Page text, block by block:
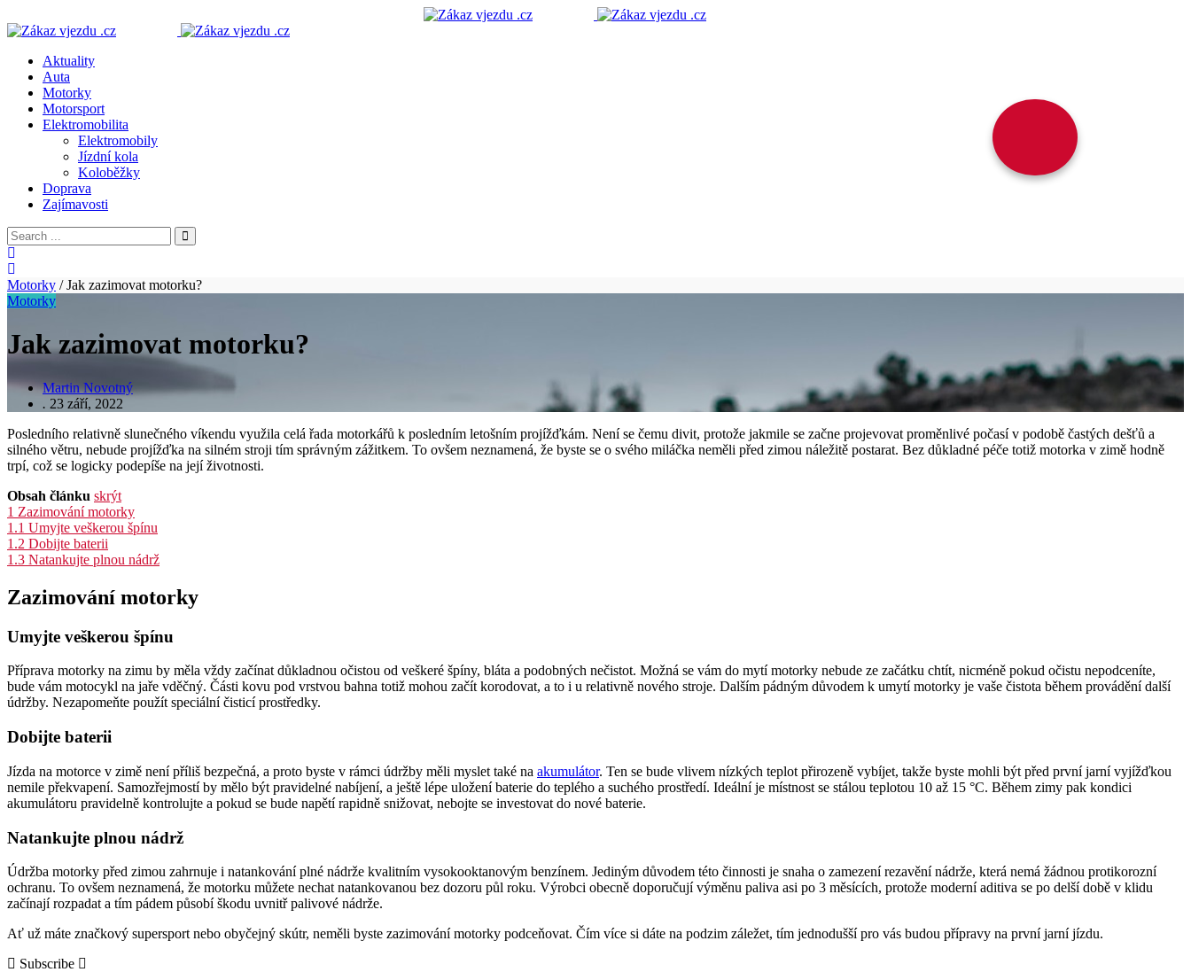
Aktuality
Auta
Motorky
Motorsport
Elektromobilita
Elektromobily
Jízdní kola
Koloběžky
Doprava
Zajímavosti
Motorky /Jak zazimovat motorku?
Motorky
Jak zazimovat motorku?
Martin Novotný
. 23 září, 2022
Posledního relativně slunečného víkendu využila celá řada motorkářů k posledním letošním projížďkám. Není se čemu divit, protože jakmile se začne projevovat proměnlivé počasí v podobě častých dešťů a
silného větru, nebude projížďka na silném stroji tím správným zážitkem. To ovšem neznamená, že byste se o svého miláčka neměli před zimou náležitě postarat. Bez důkladné péče totiž motorka v zimě hodně
trpí, což se logicky podepíše na její životnosti.
Obsah článku skrýt
1 Zazimování motorky
1.1 Umyjte veškerou špínu
1.2 Dobijte baterii
1.3 Natankujte plnou nádrž
Zazimování motorky
Umyjte veškerou špínu
Příprava motorky na zimu by měla vždy začínat důkladnou očistou od veškeré špíny, bláta a podobných nečistot. Možná se vám do mytí motorky nebude ze začátku chtít, nicméně pokud očistu nepodceníte,
bude vám motocykl na jaře vděčný. Části kovu pod vrstvou bahna totiž mohou začít korodovat, a to i u relativně nového stroje. Dalším pádným důvodem k umytí motorky je vaše čistota během provádění další
údržby. Nezapomeňte použít speciální čisticí prostředky.
Dobijte baterii
Jízda na motorce v zimě není příliš bezpečná, a proto byste v rámci údržby měli myslet také na akumulátor. Ten se bude vlivem nízkých teplot přirozeně vybíjet, takže byste mohli být před první jarní vyjížďkou
nemile překvapení. Samozřejmostí by mělo být pravidelné nabíjení, a ještě lépe uložení baterie do teplého a suchého prostředí. Ideální je místnost se stálou teplotou 10 až 15 °C. Během zimy pak kondici
akumulátoru pravidelně kontrolujte a pokud se bude napětí rapidně snižovat, nebojte se investovat do nové baterie.
Natankujte plnou nádrž
Údržba motorky před zimou zahrnuje i natankování plné nádrže kvalitním vysokooktanovým benzínem. Jediným důvodem této činnosti je snaha o zamezení rezavění nádrže, která nemá žádnou protikorozní
ochranu. To ovšem neznamená, že motorku můžete nechat natankovanou bez dozoru půl roku. Výrobci obecně doporučují výměnu paliva asi po 3 měsících, protože moderní aditiva se po delší době v klidu
začínají rozpadat a tím pádem působí škodu uvnitř palivové nádrže.
Ať už máte značkový supersport nebo obyčejný skútr, neměli byste zazimování motorky podceňovat. Čím více si dáte na podzim záležet, tím jednodušší pro vás budou přípravy na první jarní jízdu.
Subscribe